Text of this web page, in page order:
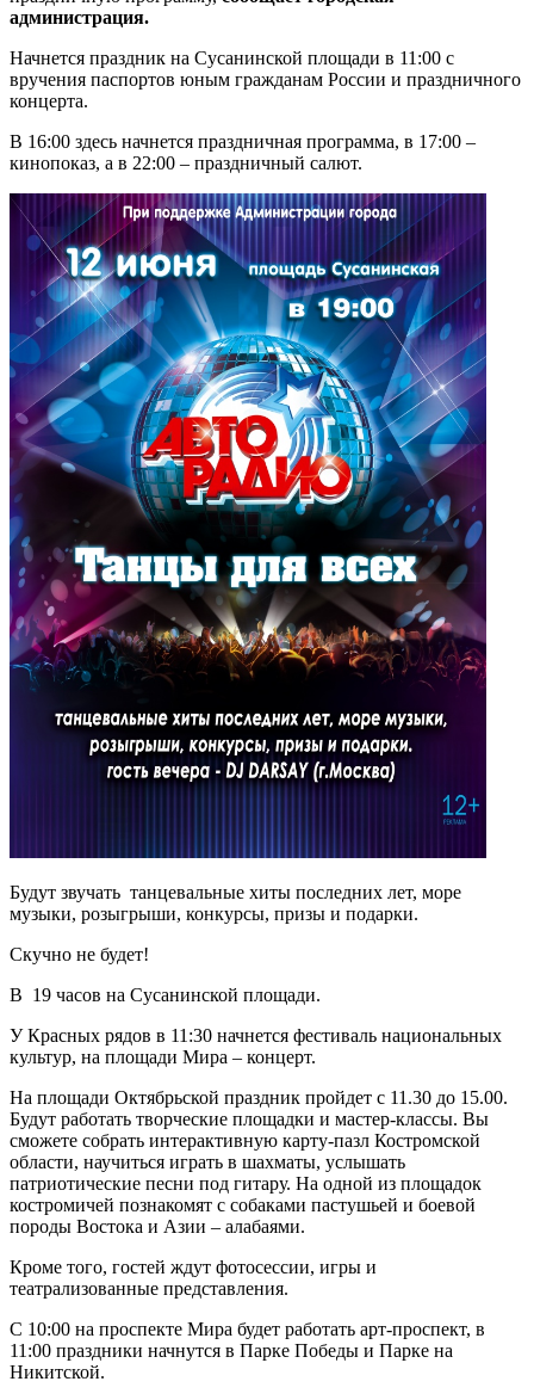
администрация.
Начнется праздник на Сусанинской площади в 11:00 с
вручения паспортов юным гражданам России и праздничного
концерта.
В 16:00 здесь начнется праздничная программа, в 17:00 –
кинопоказ, а в 22:00 – праздничный салют.
Будут звучать танцевальные хиты последних лет, море
музыки, розыгрыши, конкурсы, призы и подарки.
Скучно не будет!
В 19 часов на Сусанинской площади.
У Красных рядов в 11:30 начнется фестиваль национальных
культур, на площади Мира – концерт.
На площади Октябрьской праздник пройдет с 11.30 до 15.00.
Будут работать творческие площадки и мастер-классы. Вы
сможете собрать интерактивную карту-пазл Костромской
области, научиться играть в шахматы, услышать
патриотические песни под гитару. На одной из площадок
костромичей познакомят с собаками пастушьей и боевой
породы Востока и Азии – алабаями.
Кроме того, гостей ждут фотосессии, игры и
театрализованные представления.
С 10:00 на проспекте Мира будет работать арт-проспект, в
11:00 праздники начнутся в Парке Победы и Парке на
Никитской.